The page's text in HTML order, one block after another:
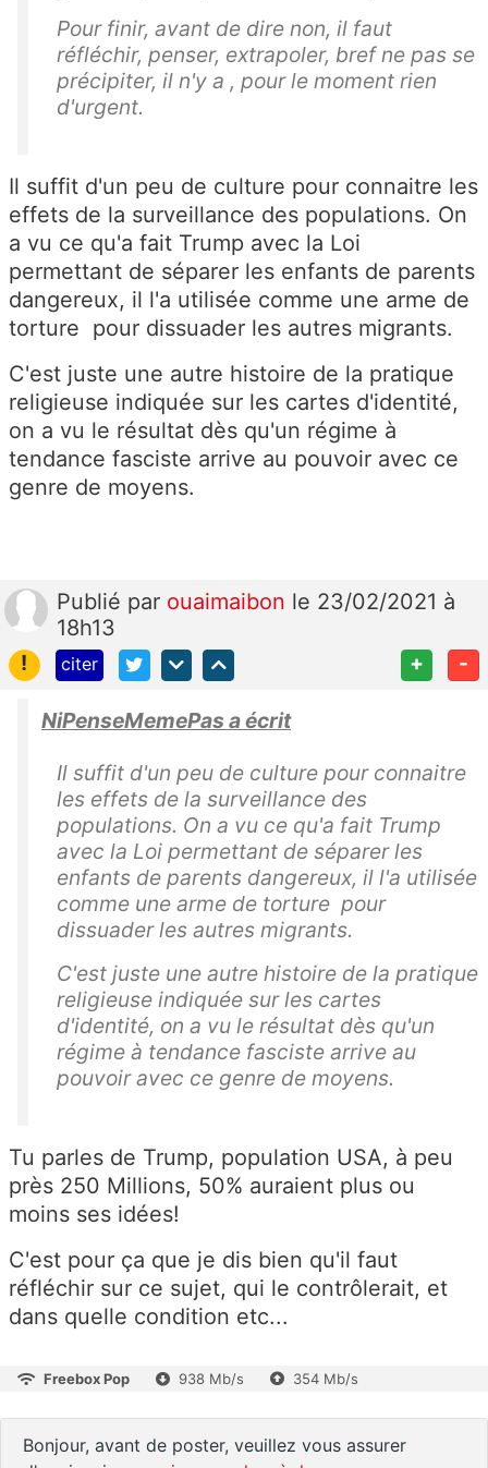
Pour finir, avant de dire non, il faut
réfléchir, penser, extrapoler, bref ne pas se
précipiter, il n'y a , pour le moment rien
d'urgent.
Il suffit d'un peu de culture pour connaitre les
effets de la surveillance des populations. On
a vu ce qu'a fait Trump avec la Loi
permettant de séparer les enfants de parents
dangereux, il l'a utilisée comme une arme de
torture pour dissuader les autres migrants.
C'est juste une autre histoire de la pratique
religieuse indiquée sur les cartes d'identité,
on a vu le résultat dès qu'un régime à
tendance fasciste arrive au pouvoir avec ce
genre de moyens.
Publié par ouaimaibon le 23/02/2021 à
18h13
!
citer + -
NiPenseMemePas a écrit
Il suffit d'un peu de culture pour connaitre
les effets de la surveillance des
populations. On a vu ce qu'a fait Trump
avec la Loi permettant de séparer les
enfants de parents dangereux, il l'a utilisée
comme une arme de torture pour
dissuader les autres migrants.
C'est juste une autre histoire de la pratique
religieuse indiquée sur les cartes
d'identité, on a vu le résultat dès qu'un
régime à tendance fasciste arrive au
pouvoir avec ce genre de moyens.
Tu parles de Trump, population USA, à peu
près 250 Millions, 50% auraient plus ou
moins ses idées!
C'est pour ça que je dis bien qu'il faut
réfléchir sur ce sujet, qui le contrôlerait, et
dans quelle condition etc...
Freebox Pop 938 Mb/s 354 Mb/s
Bonjour, avant de poster, veuillez vous assurer